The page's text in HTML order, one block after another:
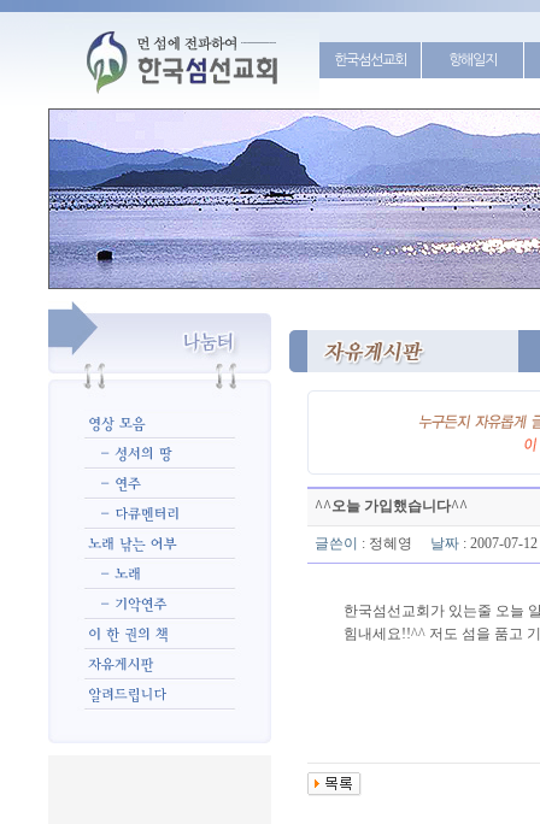
한국섬선교회 항해일지
^^오늘 가입했습니다^^
글쓴이 : 정혜영 날짜 : 2007-07-
한국섬선교회가 있는줄 오늘
힘내세요!!^^ 저도 섬을 품고